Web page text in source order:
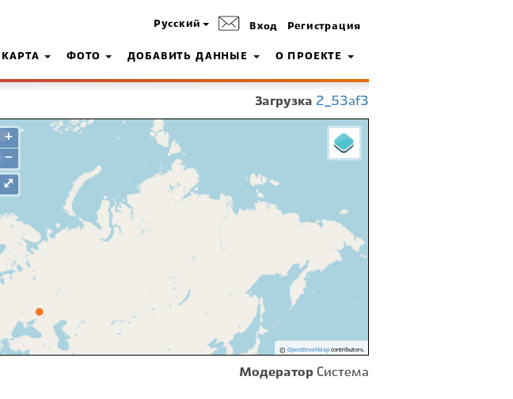
Русский Вход Регистрация
КАРТА ФОТО ДОБАВИТЬ ДАННЫЕ О ПРОЕКТЕ
Загрузка 2_53af3
+
−
© OpenStreetMapcontributors.
⤢
Модератор Система